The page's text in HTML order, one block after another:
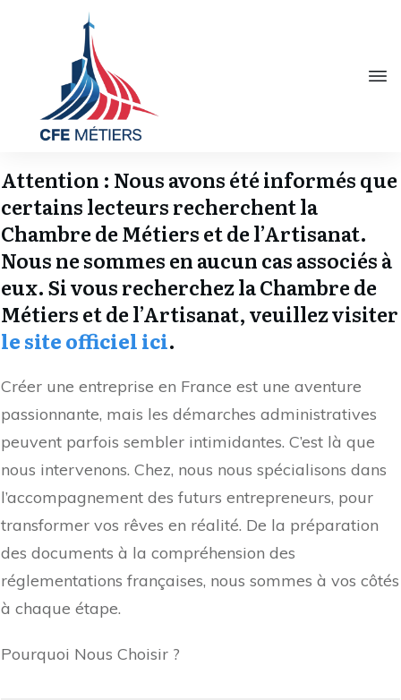
Attention : Nous avons été informés que
certains lecteurs recherchent la
Chambre de Métiers et de l’Artisanat.
Nous ne sommes en aucun cas associés à
eux. Si vous recherchez la Chambre de
Métiers et de l’Artisanat, veuillez visiter
le site officiel ici.
Créer une entreprise en France est une aventure
passionnante, mais les démarches administratives
peuvent parfois sembler intimidantes. C’est là que
nous intervenons. Chez, nous nous spécialisons dans
l’accompagnement des futurs entrepreneurs, pour
transformer vos rêves en réalité. De la préparation
des documents à la compréhension des
réglementations françaises, nous sommes à vos côtés
à chaque étape.
Pourquoi Nous Choisir ?